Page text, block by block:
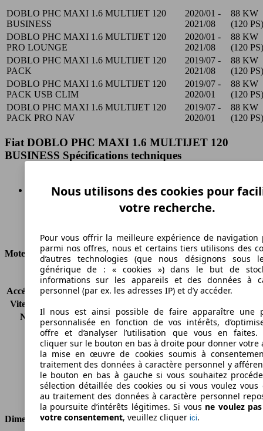
DOBLO PHC MAXI 1.6 MULTIJET 120
BUSINESS
2020/01 -
2021/08
88 KW
(120 PS)
DOBLO PHC MAXI 1.6 MULTIJET 120
PRO LOUNGE
2020/01 -
2021/08
88 KW
(120 PS)
DOBLO PHC MAXI 1.6 MULTIJET 120
PACK
2019/07 -
2021/08
88 KW
(120 PS)
DOBLO PHC MAXI 1.6 MULTIJET 120
PACK USB CLIM
2019/07 -
2020/01
88 KW
(120 PS)
DOBLO PHC MAXI 1.6 MULTIJET 120
PACK PRO NAV
2019/07 -
2020/01
88 KW
(120 PS)
Fiat DOBLO PHC MAXI 1.6 MULTIJET 120
BUSINESS Spécifications techniques
Moteur et Puissance
KW (CH)
88 kW (120 PS)
Accélération (0-100 km/h)
Vitesse maximale (km/h)
Nombre de vitesses
Couple
-
Cylindrée
1598 ccm
Carburant
Diesel
Cylindres
4
Transmission
Boîte manuelle
Type de traction
Traction avant
Dimensions
Nous utilisons des cookies pour
votre recherche.
Pour vous offrir la meilleure expérience de navigation
parmi nos offres, nous et certains tiers utilisons des
d’autres technologies (que nous désignons sous
générique de : « cookies ») dans le but de
informations sur les appareils et des données à
personnel (par ex. les adresses IP) et d’y accéder.
Il nous est ainsi possible de faire apparaître une
personnalisée en fonction de vos intérêts,
offre et d’analyser l’utilisation que vous en faites.
cliquer sur le bouton en bas à droite pour donner votre
la mise en œuvre de cookies soumis à
traitement des données à caractère personnel y
le bouton en bas à gauche si vous souhaitez
sélection détaillée des cookies ou si vous voulez vous
au traitement des données à caractère personnel
la poursuite d’intérêts légitimes. Si vous ne voulez
votre consentement, veuillez cliquer ici.